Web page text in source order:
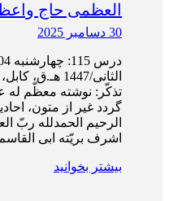
العظمی حاج
30 دسامبر 2025
الثانی/1447
تذکّر: نوشته معظّم له
گردد غیر از متون،
الرحیم الحمدلله ربّ
اشرف بریّته ابی
بیشتر بخوانید